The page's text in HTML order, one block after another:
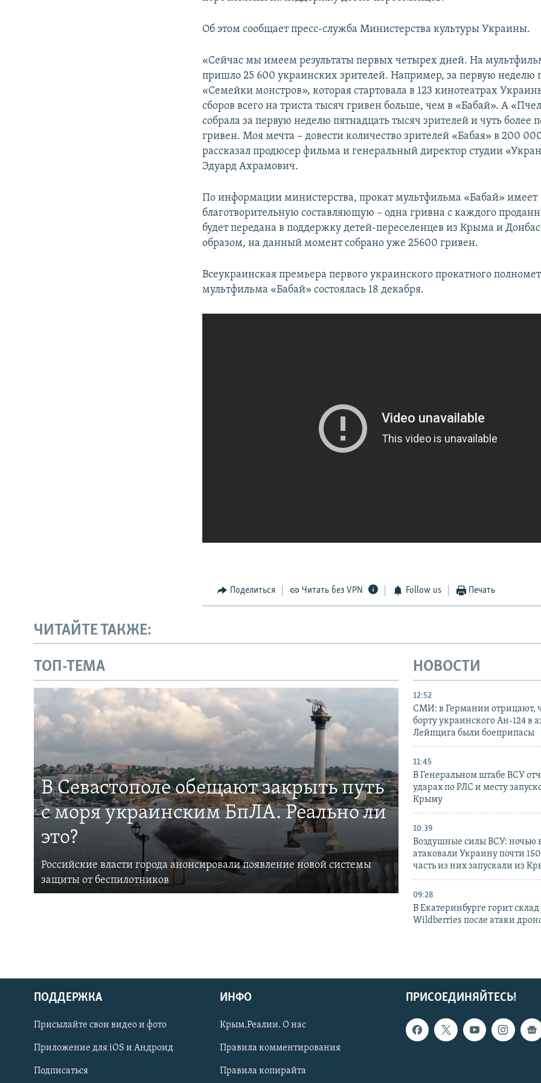
Українською
Qırımtatar
ПРИСОЕДИНЯЙТЕСЬ!
Об этом сообщает пресс-служба Министерства культуры Украины.
«Сейчас мы имеем результаты первых четырех дней. На
пришло 25 600 украинских зрителей. Например, за первую неделю
«Семейки монстров», которая стартовала в 123 кинотеатрах
сборов всего на триста тысяч гривен больше, чем в «Бабай». А
собрала за первую неделю пятнадцать тысяч зрителей и чуть более
гривен. Моя мечта – довести количество зрителей «Бабая» в 200
рассказал продюсер фильма и генеральный директор студии
Эдуард Ахрамович.
По информации министерства, прокат мультфильма «Бабай» имеет
благотворительную составляющую – одна гривна с каждого
будет передана в поддержку детей-переселенцев из Крыма и
образом, на данный момент собрано уже 25600 гривен.
Всеукраинская премьера первого украинского прокатного
мультфильма «Бабай» состоялась 18 декабря.
Поделиться Читать без VPN Follow us Печать
ЧИТАЙТЕ ТАКЖЕ:
ТОП-ТЕМА
В Севастополе обещают закрыть путь
с моря украинским БпЛА. Реально ли
это?
Российские власти города анонсировали появление новой системы
защиты от беспилотников
НОВОСТИ
12:52
СМИ: в Германии отрицают,
борту украинского Ан-124 в
Лейпцига были боеприпасы
11:45
В Генеральном штабе ВСУ
ударах по РЛС и месту
Крыму
10:39
Воздушные силы ВСУ: ночью
атаковали Украину почти
часть из них запускали из
09:28
В Екатеринбурге горит склад
Wildberries после атаки
ПРИСОЕДИНЯЙТЕСЬ!
ПОДДЕРЖКА
Присылайте свои видео и фото
Приложение для iOS и Андроид
Подписаться
ИНФО
Крым.Реалии. О нас
Правила комментирования
Правила копирайта